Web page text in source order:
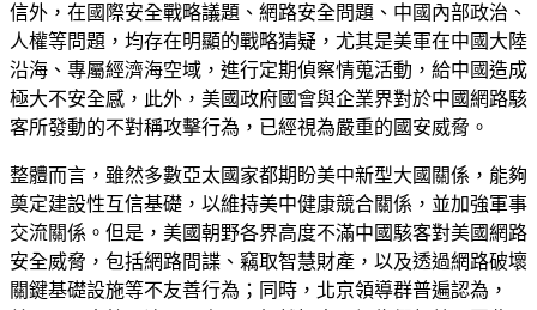
信外，在國際安全戰略議題、網路安全問題、中國內部政治、
人權等問題，均存在明顯的戰略猜疑，尤其是美軍在中國大陸
沿海、專屬經濟海空域，進行定期偵察情蒐活動，給中國造成
極大不安全感，此外，美國政府國會與企業界對於中國網路駭
客所發動的不對稱攻擊行為，已經視為嚴重的國安威脅。
整體而言，雖然多數亞太國家都期盼美中新型大國關係，能夠
奠定建設性互信基礎，以維持美中健康競合關係，並加強軍事
交流關係。但是，美國朝野各界高度不滿中國駭客對美國網路
安全威脅，包括網路間諜、竊取智慧財產，以及透過網路破壞
關鍵基礎設施等不友善行為；同時，北京領導群普遍認為，